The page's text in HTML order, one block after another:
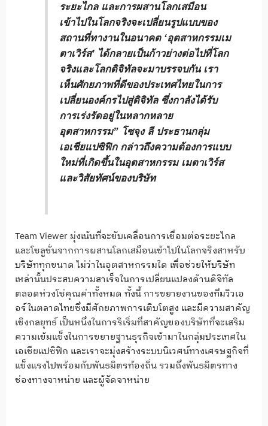
ระยะไกล และการผสานโลกเสมือน
เข้าไปในโลกจริงจะเปลี่ยนรูปแบบของ
สถานที่ทางานในอนาคต ‘อุตสาหกรรมเม
ตาเวิร์ส’ ได้กลายเป็นก้าวย่างต่อไปที่โลก
จริงและโลกดิจิทัลจะมาบรรจบกัน เรา
เห็นศักยภาพที่ดีของประเทศไทยในการ
เปลี่ยนองค์กรไปสู่ดิจิทัล ซึ่งกาลังได้รับ
การเร่งรัดอยู่ในหลากหลาย
อุตสาหกรรม” โซจุง ลี ประธานกลุ่ม
เอเชียแปซิฟิก กล่าวถึงความต้องการแบบ
ใหม่ที่เกิดขึ้นในอุตสาหกรรม เมตาเวิร์ส
และวิสัยทัศน์ของบริษัท
Team Viewer มุ่งเน้นที่จะขับเคลื่อนการเชื่อมต่อระยะไกล
และโซลูชั่นจากการผสานโลกเสมือนเข้าไปในโลกจริงสาหรับ
บริษัททุกขนาด ไม่ว่าในอุตสาหกรรมใด เพื่อช่วยให้บริษัท
เหล่านั้นประสบความสาเร็จในการเปลี่ยนแปลงด้านดิจิทัล
ตลอดห่วงโซ่คุณค่าทั้งหมด ทั้งนี้ การขยายงานของทีมวิวเอ
อร์ในตลาดไทยซึ่งมีศักยภาพการเติบโตสูง และมีความสาคัญ
เชิงกลยุทธ์ เป็นหนึ่งในการริเริ่มที่สาคัญของบริษัทที่จะเสริม
ความเข้มแข็งในการขยายฐานธุรกิจเข้ามาในกลุ่มประเทศใน
เอเชียแปซิฟิก และเราจะมุ่งสร้างระบบนิเวศน์ทางเศรษฐกิจที่
แข็งแรงไปพร้อมกับพันธมิตรท้องถิ่น รวมถึงพันธมิตรทาง
ช่องทางจาหน่าย และผู้จัดจาหน่าย